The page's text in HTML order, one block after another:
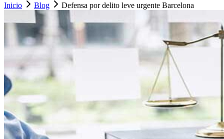
Inicio Blog Defensa por delito leve urgente Barcelona